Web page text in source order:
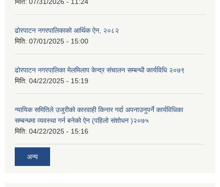
मिति: 07/31/2026 - 11:24
ढोरपाटन नगरपालिकाको आर्थिक ऐन, २०८२
मिति: 07/01/2025 - 15:00
ढोरपाटन नगरपालिका मेलमिलाप केन्द्र संचालन सम्बन्धी कार्यविधि २०७९
मिति: 04/22/2025 - 15:19
न्यायिक समितिले उजुरीको कारवाही किनार गर्दा अपनाउनुपर्ने कार्यविधिका
सम्बन्धमा व्यवस्था गर्न बनेको ऐन (पहिलो संशोधन )२०७५
मिति: 04/22/2025 - 15:16
अन्य